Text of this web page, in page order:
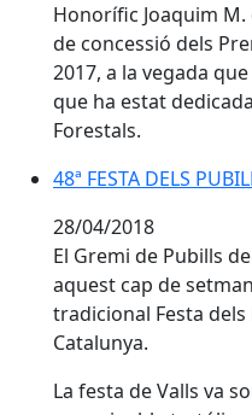
Honorífic Joaquim
de concessió dels
2017, a la vegada
que ha estat
Forestals.
48ª FESTA DELS
28/04/2018
El Gremi de Pubills
aquest cap de
tradicional Festa
Catalunya.
La festa de Valls va